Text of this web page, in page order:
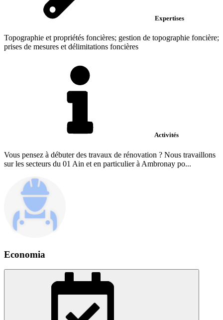
Expertises
Topographie et propriétés foncières; gestion de topographie foncière;
prises de mesures et délimitations foncières
Activités
Vous pensez à débuter des travaux de rénovation ? Nous travaillons
sur les secteurs du 01 Ain et en particulier à Ambronay po...
Economia